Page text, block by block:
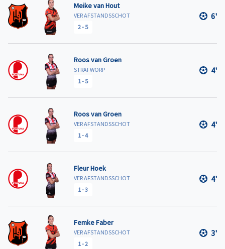
Meike van Hout
VER AFSTANDSSCHOT
2-5
6'
Roos van Groen
STRAFWORP
1-5
4'
Roos van Groen
VER AFSTANDSSCHOT
1-4
4'
Fleur Hoek
VER AFSTANDSSCHOT
1-3
4'
Femke Faber
VER AFSTANDSSCHOT
1-2
3'